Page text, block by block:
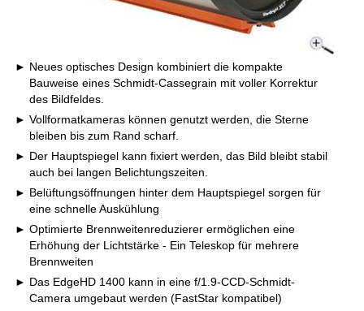
Neues optisches Design kombiniert die kompakte
Bauweise eines Schmidt-Cassegrain mit voller Korrektur
des Bildfeldes.
Vollformatkameras können genutzt werden, die Sterne
bleiben bis zum Rand scharf.
Der Hauptspiegel kann fixiert werden, das Bild bleibt stabil
auch bei langen Belichtungszeiten.
Belüftungsöffnungen hinter dem Hauptspiegel sorgen für
eine schnelle Auskühlung
Optimierte Brennweitenreduzierer ermöglichen eine
Erhöhung der Lichtstärke - Ein Teleskop für mehrere
Brennweiten
Das EdgeHD 1400 kann in eine f/1.9-CCD-Schmidt-
Camera umgebaut werden (FastStar kompatibel)